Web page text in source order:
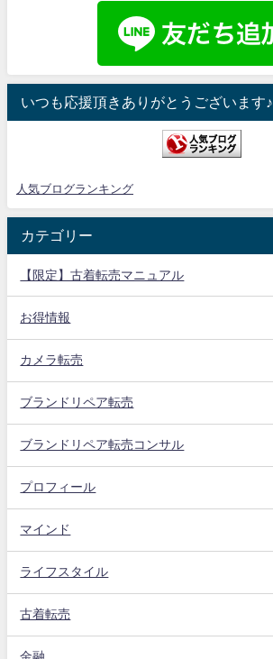
いつも応援頂きありがとうございます♪
人気ブログランキング
カテゴリー
【限定】古着転売マニュアル
お得情報
カメラ転売
ブランドリペア転売
ブランドリペア転売コンサル
プロフィール
マインド
ライフスタイル
古着転売